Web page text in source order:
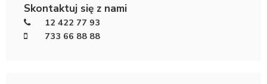
Skontaktuj się z nami
12 422 77 93
733 66 88 88